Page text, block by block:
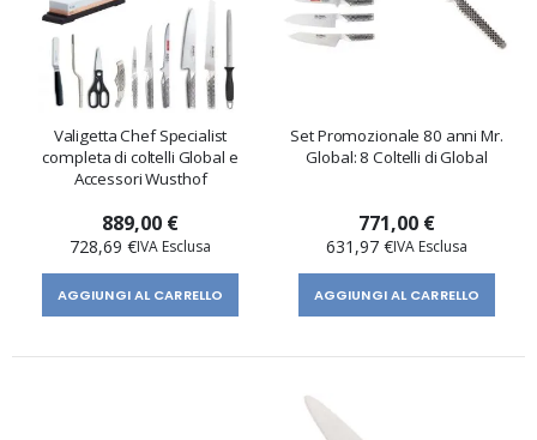
Valigetta Chef Specialist
completa di coltelli Global e
Accessori Wusthof
889,00 €
728,69 €
AGGIUNGI AL CARRELLO
Set Promozionale 80 anni Mr.
Global: 8 Coltelli di Global
771,00 €
631,97 €
AGGIUNGI AL CARRELLO